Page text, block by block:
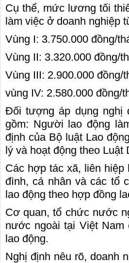
Cụ thể, mức lương tối
làm việc ở doanh nghiệp
Vùng I: 3.750.000 đồng/
Vùng II: 3.320.000 đồng/
Vùng III: 2.900.000 đồng/
vùng IV: 2.580.000 đồng/
Đối tượng áp dụng nghị
gồm: Người lao động
định của Bộ luật Lao
lý và hoạt động theo Luật
Các hợp tác xã, liên
đình, cá nhân và các tổ
lao động theo hợp đồng
Cơ quan, tổ chức nước
nước ngoài tại Việt
lao động.
Nghị định nêu rõ, doanh
xe
cho
Cho thuê nhà nguyên căn
thuê nhà nguyên căn tại Phú
Chúng tôi hiên đang cho thuê